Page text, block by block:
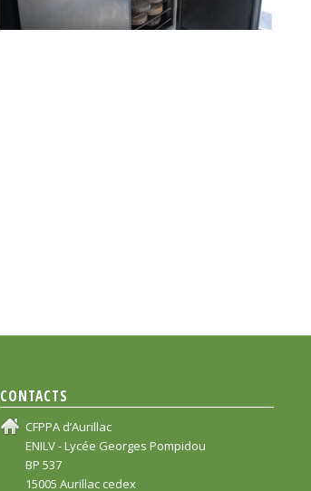
CONTACTS
CFPPA d’Aurillac
ENILV - Lycée Georges Pompidou
BP 537
15005 Aurillac cedex